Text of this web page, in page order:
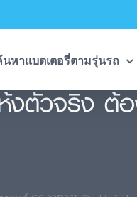
นหาแบตเตอรี่ตามรุ่นรถ
งตัวจริง ต้